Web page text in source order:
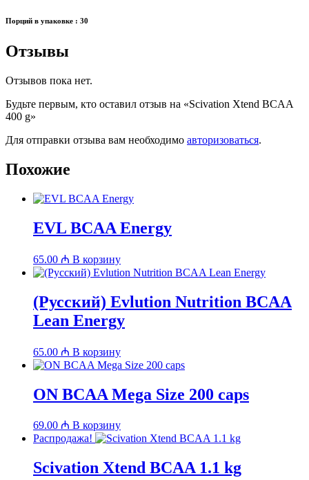
Порций в упаковке : 30
Отзывы
Отзывов пока нет.
Будьте первым, кто оставил отзыв на «Scivation Xtend BCAA
400 g»
Для отправки отзыва вам необходимо авторизоваться.
Похожие
EVL BCAA Energy
65.00 ₼ В корзину
(Русский) Evlution Nutrition BCAA
Lean Energy
65.00 ₼ В корзину
ON BCAA Mega Size 200 caps
69.00 ₼ В корзину
Распродажа!
Scivation Xtend BCAA 1.1 kg